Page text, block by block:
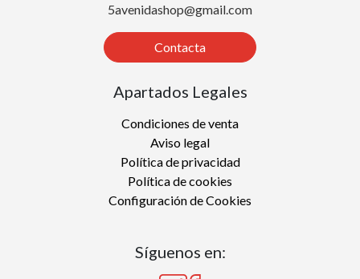
5avenidashop@gmail.com
Contacta
Apartados Legales
Condiciones de venta
Aviso legal
Política de privacidad
Política de cookies
Configuración de Cookies
Síguenos en: